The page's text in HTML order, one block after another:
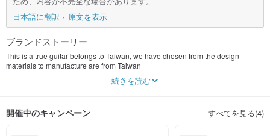
日本語に翻訳
原文を表示
ブランドストーリー
This is a true guitar belongs to Taiwan, we have chosen from the design
materials to manufacture are from Taiwan
Every guitar we make is hand-crafted over 2 hundred steps
No matter what the price of the guitar
But we use a skillful technique to create a guitar that has a great feel and fine
続きを読む
開催中のキャンペーン すべてを見る(4)